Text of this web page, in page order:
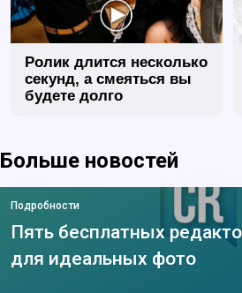
Ролик длится несколько
секунд, а смеяться вы
будете долго
Больше новостей
Подробности
Пять бесплатных
для идеальных фото